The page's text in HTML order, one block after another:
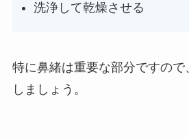
洗浄して乾燥させる
特に鼻緒は重要な部分ですの
しましょう。